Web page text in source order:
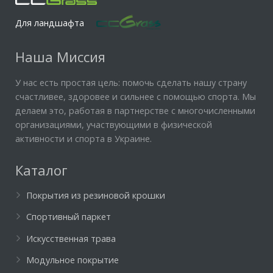
Для ландшафта
Наша Миссия
У нас есть простая цель: помочь сделать нашу страну
счастливее, здоровее и сильнее с помощью спорта. Мы
делаем это, работая в партнерстве с многочисленными
организациями, участвующими в физической
активности и спорта в Украине.
Каталог
Покрытия из резиновой крошки
Спортивный паркет
Искусственная трава
Модульное покрытие